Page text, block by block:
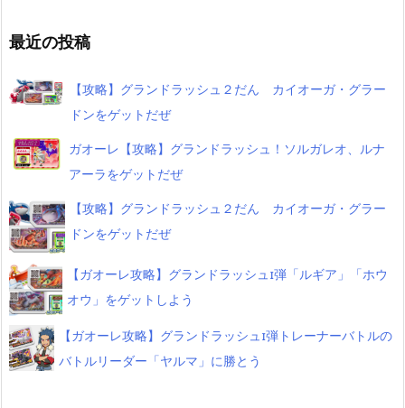
最近の投稿
【攻略】グランドラッシュ２だん カイオーガ・グラー
ドンをゲットだぜ
ガオーレ【攻略】グランドラッシュ！ソルガレオ、ルナ
アーラをゲットだぜ
【攻略】グランドラッシュ２だん カイオーガ・グラー
ドンをゲットだぜ
【ガオーレ攻略】グランドラッシュ1弾「ルギア」「ホウ
オウ」をゲットしよう
【ガオーレ攻略】グランドラッシュ1弾トレーナーバトルの
バトルリーダー「ヤルマ」に勝とう